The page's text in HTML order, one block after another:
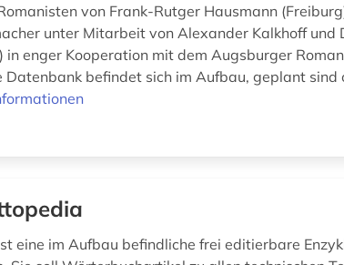
von Frank-Rutger Hausmann
unter Mitarbeit von Alexander Kalkhoff und
in enger Kooperation mit dem Augsburger
Datenbank befindet sich im Aufbau, geplant sind
eine im Aufbau befindliche frei editierbare